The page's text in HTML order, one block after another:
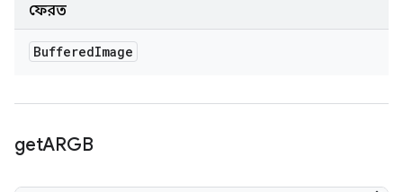
ফেরত
BufferedImage
getARGB